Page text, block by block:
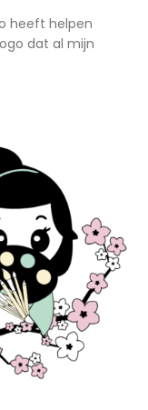
heeft helpen
dat al mijn